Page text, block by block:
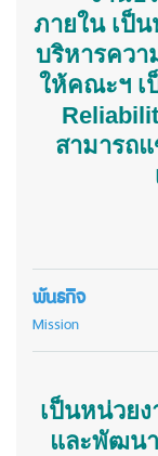
ภายใน เป็
บริหารควา
ให้คณะฯ เ
สามารถ
พันธกิจ
Mission
เป็นหน่วย
และพัฒนา